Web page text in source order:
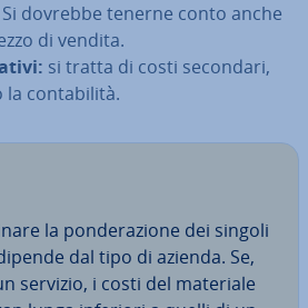
dovrebbe tenerne conto anche
di vendita.
si tratta di costi secondari,
la con­ta­bi­li­tà.
la pon­de­ra­zio­ne dei singoli
dal tipo di azienda. Se,
servizio, i costi del materiale